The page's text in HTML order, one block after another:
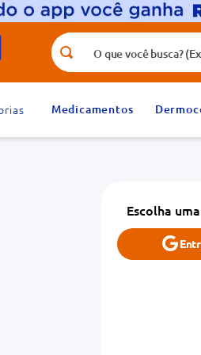
O que você busca? (Ex.: vitamina,
Medicamentos
Escolha
Termos mais buscados
1
medicamento